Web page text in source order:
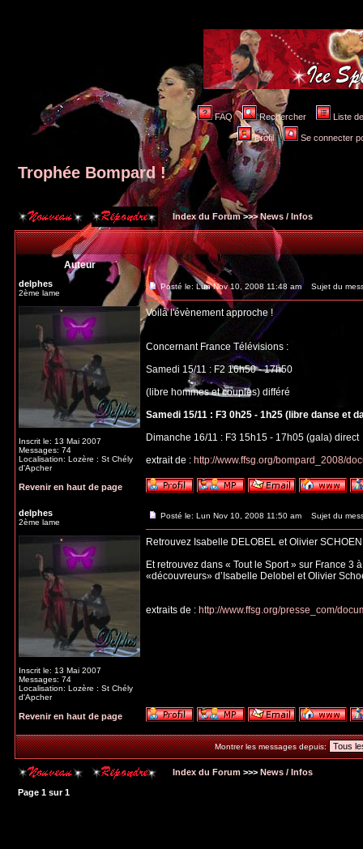
FAQ Rechercher Liste
Profil Se connecter
Trophée Bompard !
Index du Forum>>>News / Infos
Auteur
delphes
2ème lame
Inscrit le: 13 Mai 2007
Messages: 74
Localisation: Lozère : St Chély
d'Apcher
Posté le: Lun Nov 10, 2008 11:48 am Sujet du
Voilà l'évènement approche !
Concernant France Télévisions :
Samedi 15/11 : F2 16h50 - 17h50
(libre hommes et couples) différé
Samedi 15/11 : F3 0h25 - 1h25 (libre danse et
Dimanche 16/11 : F3 15h15 - 17h05 (gala) direct
extrait de : http://www.ffsg.org/bompard_2008/
Revenir en haut de page
delphes
2ème lame
Inscrit le: 13 Mai 2007
Messages: 74
Localisation: Lozère : St Chély
d'Apcher
Posté le: Lun Nov 10, 2008 11:50 am Sujet du
Retrouvez Isabelle DELOBEL et Olivier
Et retrouvez dans « Tout le Sport » sur France
«découvreurs» d’Isabelle Delobel et Olivier
extraits de : http://www.ffsg.org/presse_com/
Revenir en haut de page
Montrer les messages depuis:
Index du Forum >>> News / Infos
Page 1 sur1